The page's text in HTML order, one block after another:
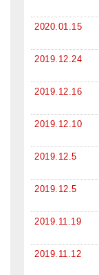
2020.01.15
2019.12.24
2019.12.16
2019.12.10
2019.12.5
2019.12.5
2019.11.19
2019.11.12